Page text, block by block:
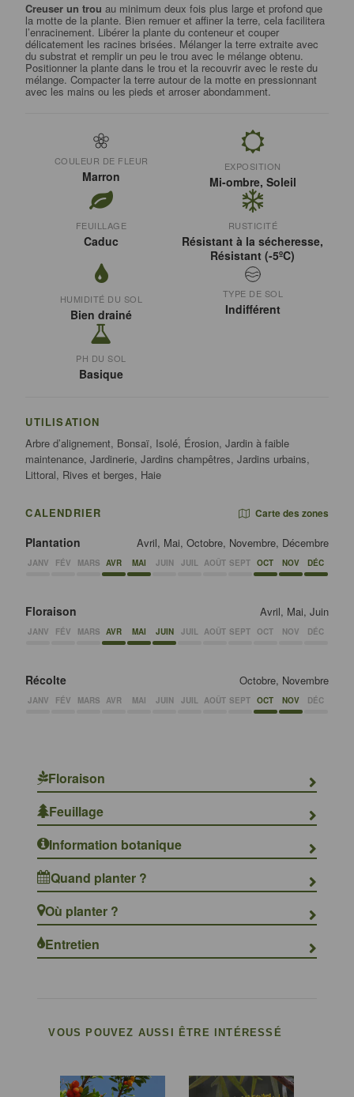
Creuser un trou au minimum deux fois plus large et profond que
la motte de la plante. Bien remuer et affiner la terre, cela facilitera
l’enracinement. Libérer la plante du conteneur et couper
délicatement les racines brisées. Mélanger la terre extraite avec
du substrat et remplir un peu le trou avec le mélange obtenu.
Positionner la plante dans le trou et la recouvrir avec le reste du
mélange. Compacter la terre autour de la motte en pressionnant
avec les mains ou les pieds et arroser abondamment.
COULEUR DE FLEUR
Marron
EXPOSITION
Mi-ombre, Soleil
FEUILLAGE
Caduc
RUSTICITÉ
Résistant à la sécheresse,
Résistant (-5ºC)
HUMIDITÉ DU SOL
Bien drainé
TYPE DE SOL
Indifférent
PH DU SOL
Basique
UTILISATION
Arbre d’alignement, Bonsaï, Isolé, Érosion, Jardin à faible
maintenance, Jardinerie, Jardins champêtres, Jardins urbains,
Littoral, Rives et berges, Haie
CALENDRIER Carte des zones
Plantation Avril, Mai, Octobre, Novembre, Décembre
JANV FÉV MARS AVR MAI JUIN JUIL AOÛT SEPT OCT NOV DÉC
Floraison Avril, Mai, Juin
JANV FÉV MARS AVR MAI JUIN JUIL AOÛT SEPT OCT NOV DÉC
Récolte Octobre, Novembre
JANV FÉV MARS AVR MAI JUIN JUIL AOÛT SEPT OCT NOV DÉC
Floraison
Feuillage
Information botanique
Quand planter ?
Où planter ?
Entretien
VOUS POUVEZ AUSSI ÊTRE INTÉRESSÉ